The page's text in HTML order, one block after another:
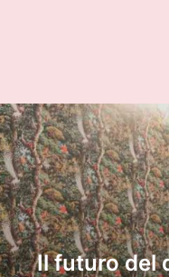
Il futuro del